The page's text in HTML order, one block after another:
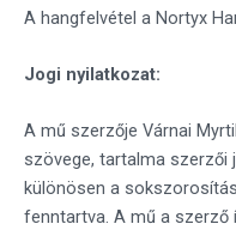
A hangfelvétel a Nortyx
Jogi nyilatkozat:
A mű szerzője Várnai
szövege, tartalma szerzői
különösen a
fenntartva. A mű a szerző